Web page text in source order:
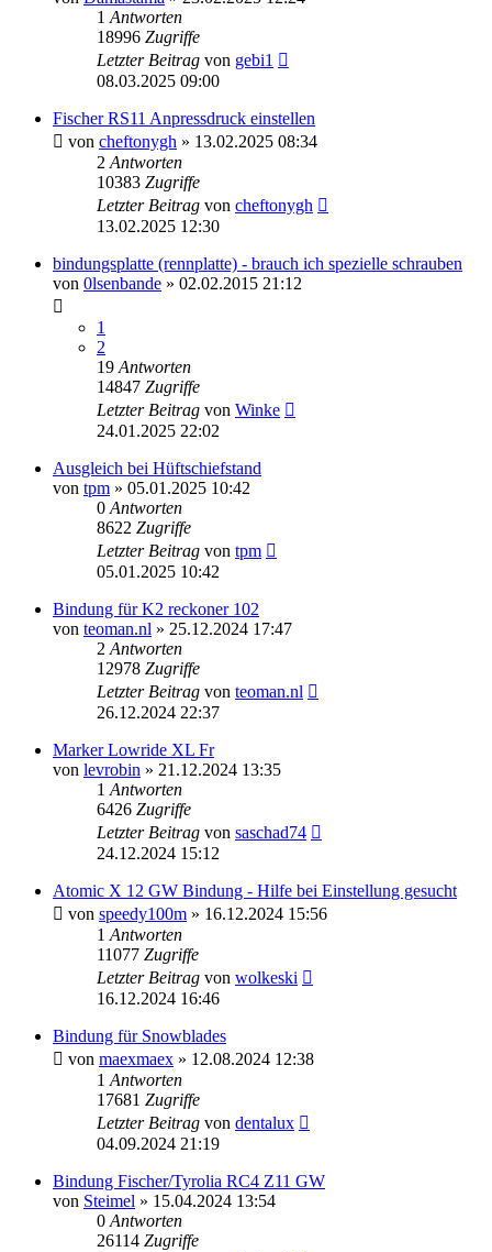
1 Antworten
18996 Zugriffe
Letzter Beitrag von gebi1
08.03.2025 09:00
Fischer RS11 Anpressdruck einstellen
von cheftonygh » 13.02.2025 08:34
2 Antworten
10383 Zugriffe
Letzter Beitrag von cheftonygh
13.02.2025 12:30
bindungsplatte (rennplatte) - brauch ich spezielle schrauben
von 0lsenbande » 02.02.2015 21:12
1
2
19 Antworten
14847 Zugriffe
Letzter Beitrag von Winke
24.01.2025 22:02
Ausgleich bei Hüftschiefstand
von tpm » 05.01.2025 10:42
0 Antworten
8622 Zugriffe
Letzter Beitrag von tpm
05.01.2025 10:42
Bindung für K2 reckoner 102
von teoman.nl » 25.12.2024 17:47
2 Antworten
12978 Zugriffe
Letzter Beitrag von teoman.nl
26.12.2024 22:37
Marker Lowride XL Fr
von levrobin » 21.12.2024 13:35
1 Antworten
6426 Zugriffe
Letzter Beitrag von saschad74
24.12.2024 15:12
Atomic X 12 GW Bindung - Hilfe bei Einstellung gesucht
von speedy100m » 16.12.2024 15:56
1 Antworten
11077 Zugriffe
Letzter Beitrag von wolkeski
16.12.2024 16:46
Bindung für Snowblades
von maexmaex » 12.08.2024 12:38
1 Antworten
17681 Zugriffe
Letzter Beitrag von dentalux
04.09.2024 21:19
Bindung Fischer/Tyrolia RC4 Z11 GW
von Steimel » 15.04.2024 13:54
0 Antworten
26114 Zugriffe